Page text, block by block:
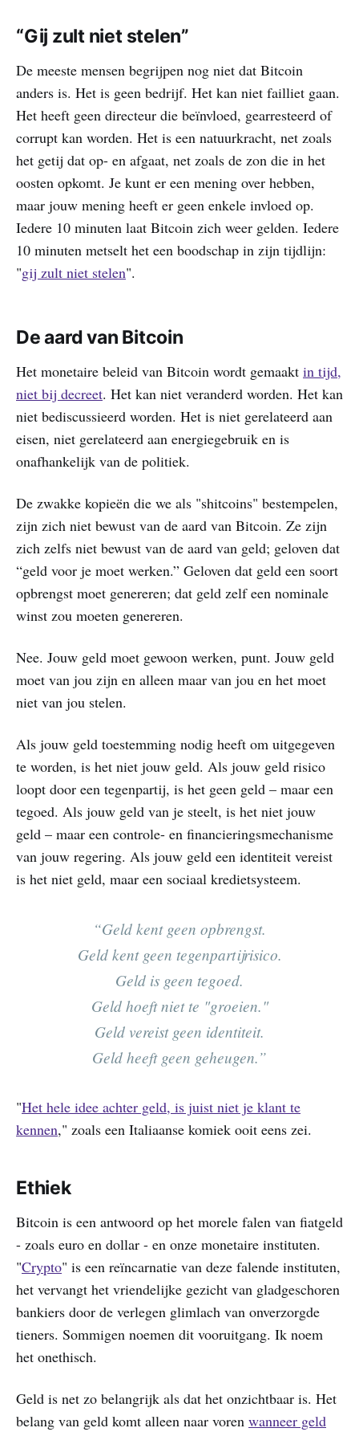
“Gij zult niet stelen”
De meeste mensen begrijpen nog niet dat Bitcoin
anders is. Het is geen bedrijf. Het kan niet failliet gaan.
Het heeft geen directeur die beïnvloed, gearresteerd of
corrupt kan worden. Het is een natuurkracht, net zoals
het getij dat op- en afgaat, net zoals de zon die in het
oosten opkomt. Je kunt er een mening over hebben,
maar jouw mening heeft er geen enkele invloed op.
Iedere 10 minuten laat Bitcoin zich weer gelden. Iedere
10 minuten metselt het een boodschap in zijn tijdlijn:
"gij zult niet stelen".
De aard van Bitcoin
Het monetaire beleid van Bitcoin wordt gemaakt in tijd,
niet bij decreet. Het kan niet veranderd worden. Het kan
niet bediscussieerd worden. Het is niet gerelateerd aan
eisen, niet gerelateerd aan energiegebruik en is
onafhankelijk van de politiek.
De zwakke kopieën die we als "shitcoins" bestempelen,
zijn zich niet bewust van de aard van Bitcoin. Ze zijn
zich zelfs niet bewust van de aard van geld; geloven dat
“geld voor je moet werken.” Geloven dat geld een soort
opbrengst moet genereren; dat geld zelf een nominale
winst zou moeten genereren.
Nee. Jouw geld moet gewoon werken, punt. Jouw geld
moet van jou zijn en alleen maar van jou en het moet
niet van jou stelen.
Als jouw geld toestemming nodig heeft om uitgegeven
te worden, is het niet jouw geld. Als jouw geld risico
loopt door een tegenpartij, is het geen geld – maar een
tegoed. Als jouw geld van je steelt, is het niet jouw
geld – maar een controle- en financieringsmechanisme
van jouw regering. Als jouw geld een identiteit vereist
is het niet geld, maar een sociaal kredietsysteem.
“Geld kent geen opbrengst.
Geld kent geen tegenpartijrisico.
Geld is geen tegoed.
Geld hoeft niet te "groeien."
Geld vereist geen identiteit.
Geld heeft geen geheugen.”
"Het hele idee achter geld, is juist niet je klant te
kennen," zoals een Italiaanse komiek ooit eens zei.
Ethiek
Bitcoin is een antwoord op het morele falen van fiatgeld
- zoals euro en dollar - en onze monetaire instituten.
"Crypto" is een reïncarnatie van deze falende instituten,
het vervangt het vriendelijke gezicht van gladgeschoren
bankiers door de verlegen glimlach van onverzorgde
tieners. Sommigen noemen dit vooruitgang. Ik noem
het onethisch.
Geld is net zo belangrijk als dat het onzichtbaar is. Het
belang van geld komt alleen naar voren wanneer geld